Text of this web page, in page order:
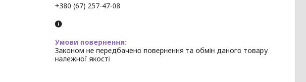
+380 (67) 257-47-08
Законом не передбачено повернення та обмін даного товару
належної якості